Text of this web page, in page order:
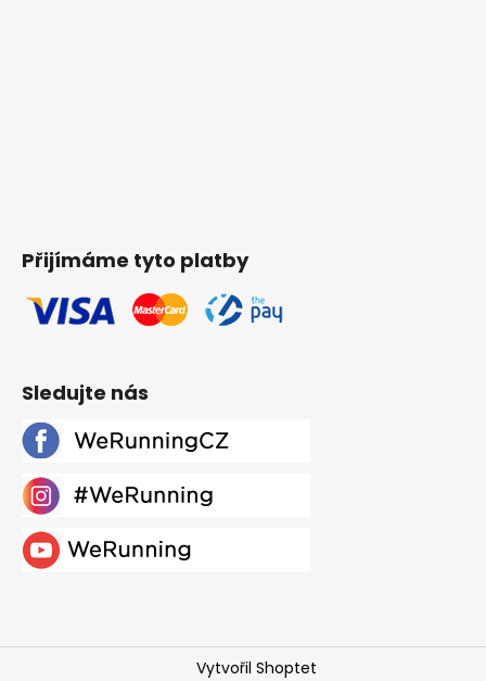
Přijímáme tyto platby
Sledujte nás
Vytvořil Shoptet